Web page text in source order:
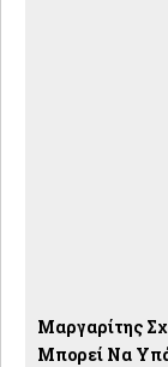
Μαργαρίτης
Μπορεί Να